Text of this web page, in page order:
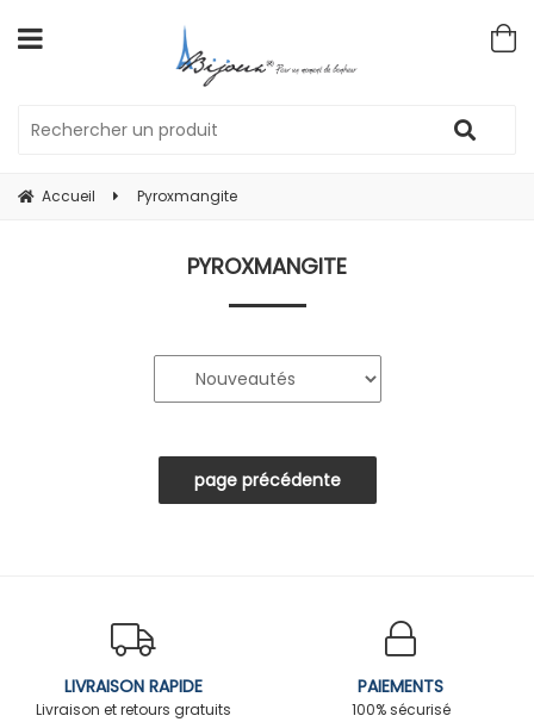
Accueil Pyroxmangite
PYROXMANGITE
LIVRAISON RAPIDE
Livraison et retours gratuits
PAIEMENTS
100% sécurisé